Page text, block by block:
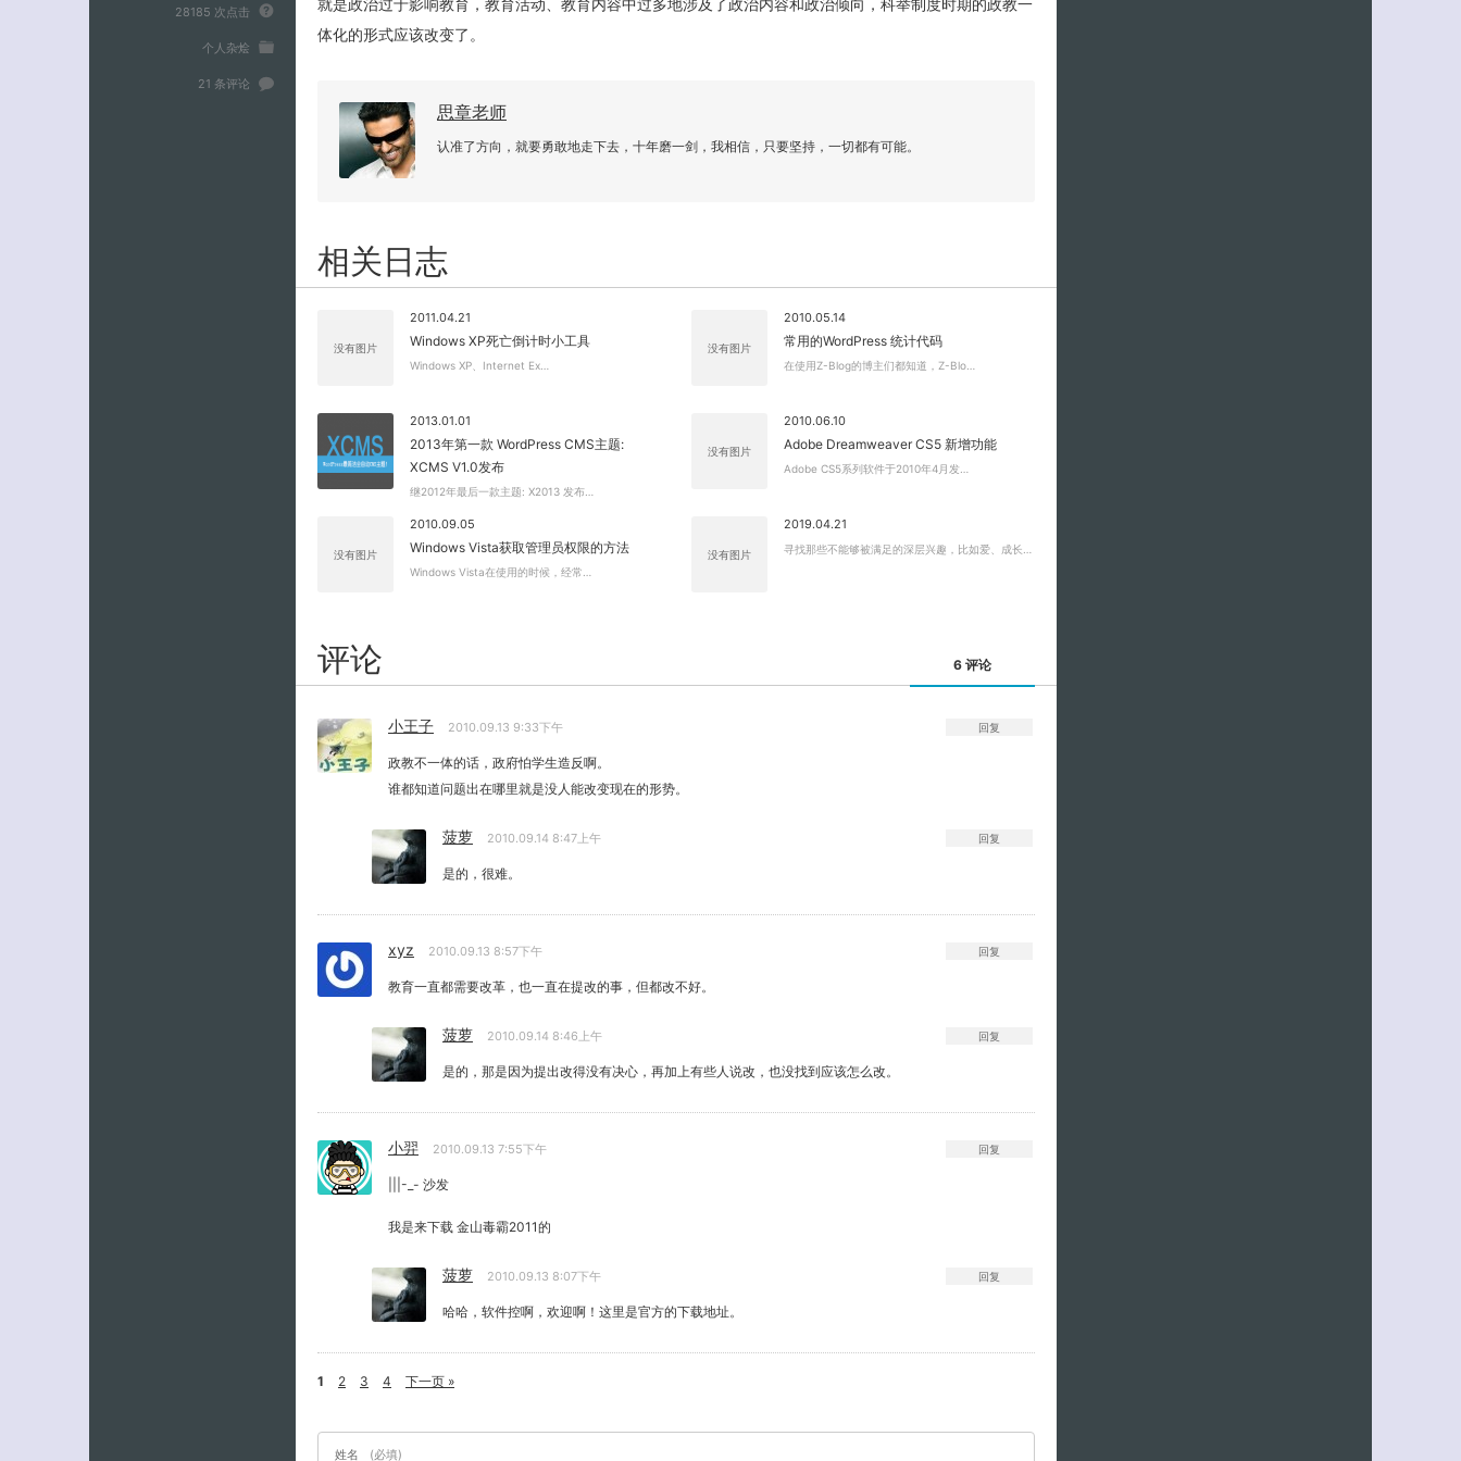
28185 次点击
个人杂烩
21 条评论
就是政治过于影响教育，教育活动、教育内容中过多地涉及了政治内容和政治倾向，科举制度时期的政教一
体化的形式应该改变了。
思章老师
认准了方向，就要勇敢地走下去，十年磨一剑，我相信，只要坚持，一切都有可能。
相关日志
没有图片
2011.04.21
Windows XP死亡倒计时小工具
Windows XP、Internet Ex…
没有图片
2010.05.14
常用的WordPress 统计代码
在使用Z-Blog的博主们都知道，Z-Blo…
2013.01.01
2013年第一款 WordPress CMS主题:
XCMS V1.0发布
继2012年最后一款主题: X2013 发布…
没有图片
2010.06.10
Adobe Dreamweaver CS5 新增功能
Adobe CS5系列软件于2010年4月发…
没有图片
2010.09.05
Windows Vista获取管理员权限的方法
Windows Vista在使用的时候，经常…
没有图片
2019.04.21
寻找那些不能够被满足的深层兴趣，比如爱、成长…
评论 6 评论
小王子 2010.09.13 9:33下午
政教不一体的话，政府怕学生造反啊。
谁都知道问题出在哪里就是没人能改变现在的形势。
回复
菠萝 2010.09.14 8:47上午
是的，很难。
回复
xyz 2010.09.13 8:57下午
教育一直都需要改革，也一直在提改的事，但都改不好。
回复
菠萝 2010.09.14 8:46上午
是的，那是因为提出改得没有决心，再加上有些人说改，也没找到应该怎么改。
回复
小羿 2010.09.13 7:55下午
|||-_- 沙发
我是来下载 金山毒霸2011的
回复
菠萝 2010.09.13 8:07下午
哈哈，软件控啊，欢迎啊！这里是官方的下载地址。
回复
1 2 3 4 下一页 »
姓名 (必填)